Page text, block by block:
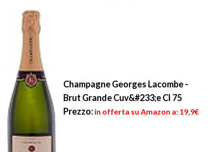
Champagne Georges Lacombe -
Brut Grande Cuv&#233;e Cl 75
Prezzo: in offerta su Amazon a: 19,9€